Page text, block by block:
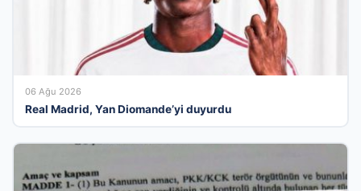
06 Ağu 2026
Real Madrid, Yan Diomande’yi duyurdu